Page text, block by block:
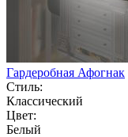
Гардеробная Афогнак
Стиль:
Классический
Цвет:
Белый